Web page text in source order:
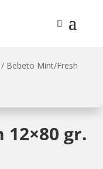
/ Bebeto Mint/Fresh
gr.